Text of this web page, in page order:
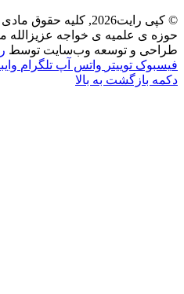
© کپی رایت2026, کلیه
حوزه ی علمیه ی خواجه
طراحی و توسعه وب‌سایت توسط
فیسبوک توییتر واتس آپ تلگرام
دکمه بازگشت به بالا